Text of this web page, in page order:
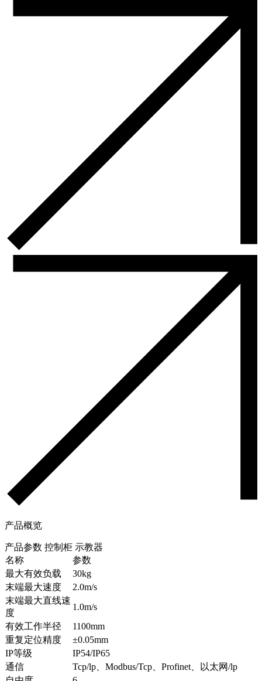
产品概览
产品参数 控制柜 示教器
名称
参数
最大有效负载
30kg
末端最大速度
2.0m/s
末端最大直线速
度
1.0m/s
有效工作半径
1100mm
重复定位精度
±0.05mm
IP等级
IP54/IP65
通信
Tcp/lp、Modbus/Tcp、Profinet、以太网/lp